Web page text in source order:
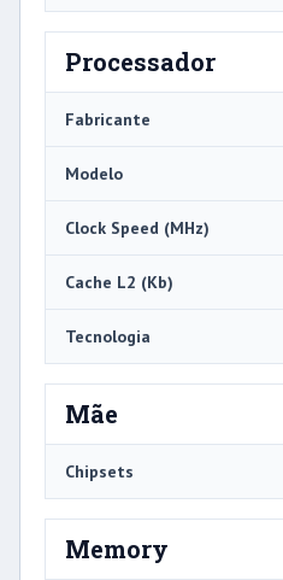
Processador
Fabricante
Modelo
Clock Speed ​​(MHz)
Cache L2 (Kb)
Tecnologia
Mãe
Chipsets
Memory